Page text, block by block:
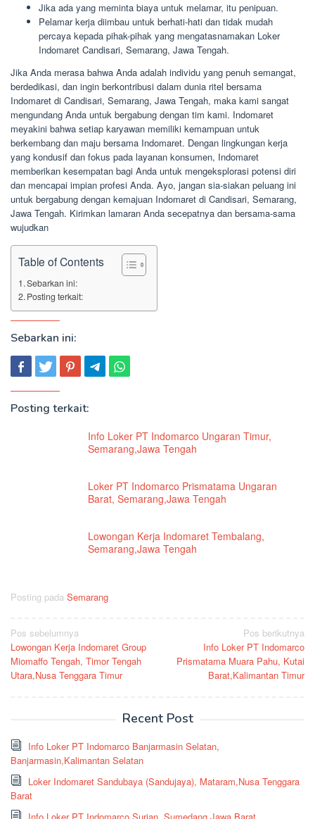
Jika ada yang meminta biaya untuk melamar, itu penipuan.
Pelamar kerja diimbau untuk berhati-hati dan tidak mudah
percaya kepada pihak-pihak yang mengatasnamakan Loker
Indomaret Candisari, Semarang, Jawa Tengah.
Jika Anda merasa bahwa Anda adalah individu yang penuh semangat,
berdedikasi, dan ingin berkontribusi dalam dunia ritel bersama
Indomaret di Candisari, Semarang, Jawa Tengah, maka kami sangat
mengundang Anda untuk bergabung dengan tim kami. Indomaret
meyakini bahwa setiap karyawan memiliki kemampuan untuk
berkembang dan maju bersama Indomaret. Dengan lingkungan kerja
yang kondusif dan fokus pada layanan konsumen, Indomaret
memberikan kesempatan bagi Anda untuk mengeksplorasi potensi diri
dan mencapai impian profesi Anda. Ayo, jangan sia-siakan peluang ini
untuk bergabung dengan kemajuan Indomaret di Candisari, Semarang,
Jawa Tengah. Kirimkan lamaran Anda secepatnya dan bersama-sama
wujudkan
Table of Contents
Sebarkan ini:
Posting terkait:
Sebarkan ini:
Posting terkait:
Info Loker PT Indomarco Ungaran Timur,
Semarang,Jawa Tengah
Loker PT Indomarco Prismatama Ungaran
Barat, Semarang,Jawa Tengah
Lowongan Kerja Indomaret Tembalang,
Semarang,Jawa Tengah
Posting pada Semarang
Navigasi
pos
Pos sebelumnya
Lowongan Kerja Indomaret Group
Miomaffo Tengah, Timor Tengah
Utara,Nusa Tenggara Timur
Pos berikutnya
Info Loker PT Indomarco
Prismatama Muara Pahu, Kutai
Barat,Kalimantan Timur
Recent Post
Info Loker PT Indomarco Banjarmasin Selatan,
Banjarmasin,Kalimantan Selatan
Loker Indomaret Sandubaya (Sandujaya), Mataram,Nusa Tenggara
Barat